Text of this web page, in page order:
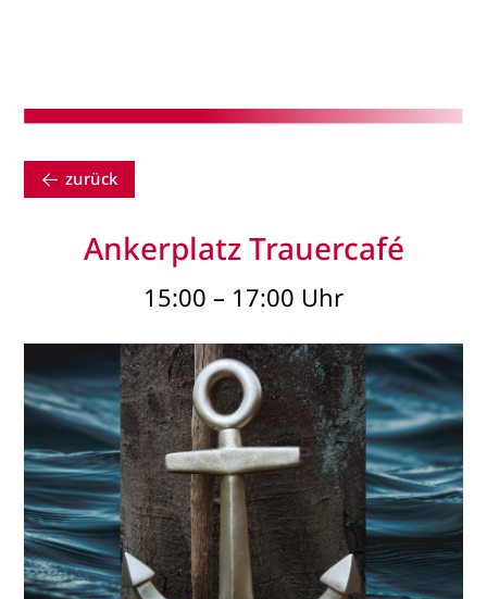
zurück
Ankerplatz Trauercafé
15:00 – 17:00 Uhr